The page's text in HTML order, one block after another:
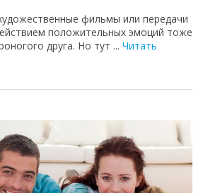
фильмы или передачи
положительных эмоций тоже
друга. Но тут ... Читать